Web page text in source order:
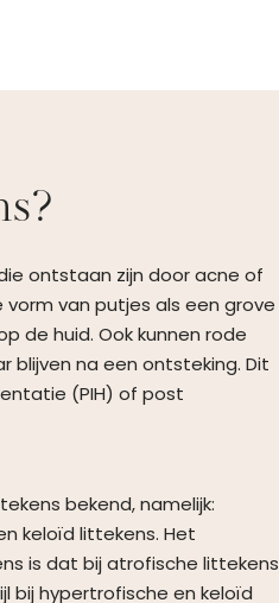
ontstaan zijn door acne of
van putjes als een grove
de huid. Ook kunnen rode
blijven na een ontsteking. Dit
(PIH) of post
bekend, namelijk:
keloïd littekens. Het
is dat bij atrofische littekens
bij hypertrofische en keloïd